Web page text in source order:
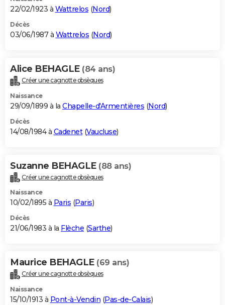
22/02/1923 à Wattrelos (Nord)
Décès
03/06/1987 à Wattrelos (Nord)
Alice BEHAGLE (84 ans)
Créer une cagnotte obsèques
Naissance
29/09/1899 à la Chapelle-d'Armentières (Nord)
Décès
14/08/1984 à Cadenet(Vaucluse)
Suzanne BEHAGLE (88 ans)
Créer une cagnotte obsèques
Naissance
10/02/1895 à Paris (Paris)
Décès
21/06/1983 à la Flèche (Sarthe)
Maurice BEHAGLE (69 ans)
Créer une cagnotte obsèques
Naissance
15/10/1913 à Pont-à-Vendin (Pas-de-Calais)